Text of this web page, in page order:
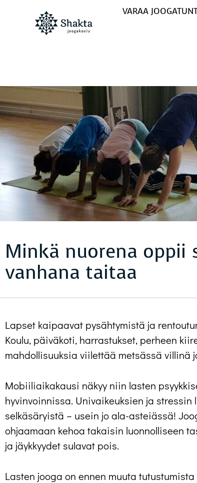
VARAA
Minkä nuorena oppii
vanhana taitaa
Lapset kaipaavat pysähtymistä ja
Koulu, päiväkoti, harrastukset, perheen
mahdollisuuksia viilettää metsässä villinä
Mobiiliaikakausi näkyy niin lasten
hyvinvoinnissa. Univaikeuksien ja
selkäsäryistä – usein jo ala-asteiässä!
ohjaamaan kehoa takaisin luonnolliseen
ja jäykkyydet sulavat pois.
Lasten jooga on ennen muuta